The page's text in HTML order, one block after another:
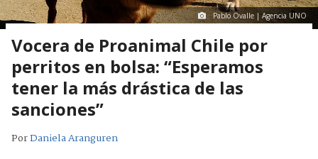
Pablo Ovalle | Agencia UNO
Vocera de Proanimal Chile por
perritos en bolsa: “Esperamos
tener la más drástica de las
sanciones”
PorDaniela Aranguren